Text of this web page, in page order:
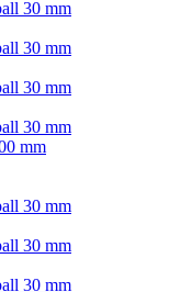
30 mm
30 mm
30 mm
30 mm
mm
30 mm
30 mm
30 mm